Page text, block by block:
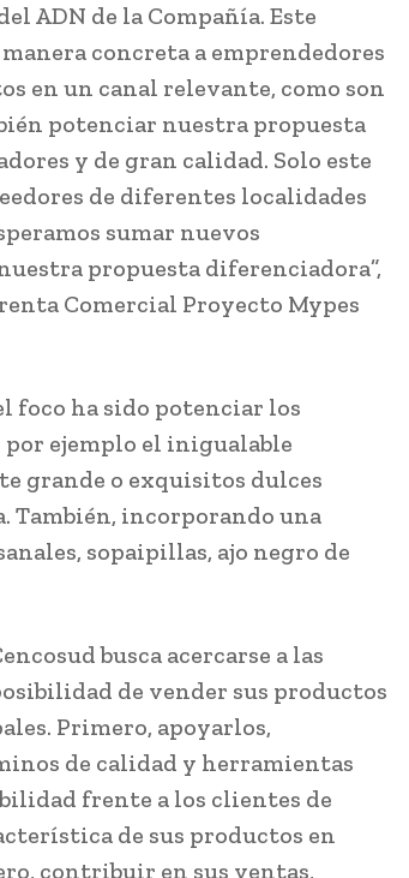
ADN de la Compañía. Este
concreta a emprendedores
en un canal relevante, como son
potenciar nuestra propuesta
y de gran calidad. Solo este
de diferentes localidades
sumar nuevos
propuesta diferenciadora”,
Comercial Proyecto Mypes
foco ha sido potenciar los
ejemplo el inigualable
grande o exquisitos dulces
También, incorporando una
sopaipillas, ajo negro de
busca acercarse a las
de vender sus productos
Primero, apoyarlos,
de calidad y herramientas
frente a los clientes de
de sus productos en
contribuir en sus ventas,